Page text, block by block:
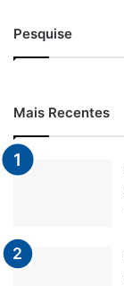
Pesquise
Mais Recentes